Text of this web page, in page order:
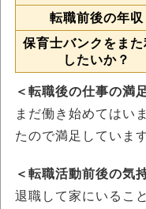
転職前後の年収
保育士バンクをまた
したいか？
＜転職後の仕事の満
まだ働き始めてはい
たので満足しています
＜転職活動前後の気
退職して家にいるこ